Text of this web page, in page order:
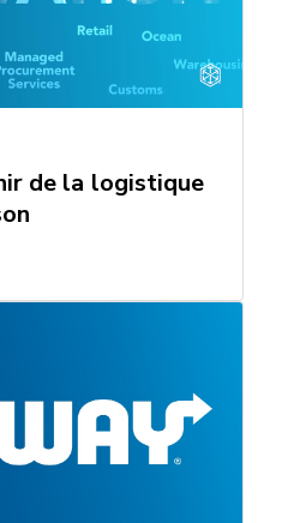
de la logistique